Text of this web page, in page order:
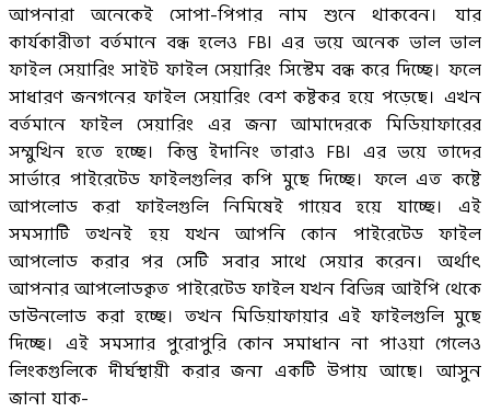
আপনারা অনেকেই সোপা-পিপার নাম শুনে থাকবেন। যার
কার্যকারীতা বর্তমানে বন্ধ হলেও FBI এর ভয়ে অনেক ভাল ভাল
ফাইল সেয়ারিং সাইট ফাইল সেয়ারিং সিস্টেম বন্ধ করে দিচ্ছে। ফলে
সাধারণ জনগনের ফাইল সেয়ারিং বেশ কষ্টকর হয়ে পড়েছে। এখন
বর্তমানে ফাইল সেয়ারিং এর জন্য আমাদেরকে মিডিয়াফারের
সম্মুখিন হতে হচ্ছে। কিন্তু ইদানিং তারাও FBI এর ভয়ে তাদের
সার্ভারে পাইরেটেড ফাইলগুলির কপি মুছে দিচ্ছে। ফলে এত কষ্টে
আপলোড করা ফাইলগুলি নিমিষেই গায়েব হয়ে যাচ্ছে। এই
সমস্যাটি তখনই হয় যখন আপনি কোন পাইরেটেড ফাইল
আপলোড করার পর সেটি সবার সাথে সেয়ার করেন। অর্থাৎ
আপনার আপলোডকৃত পাইরেটেড ফাইল যখন বিভিন্ন আইপি থেকে
ডাউনলোড করা হচ্ছে। তখন মিডিয়াফায়ার এই ফাইলগুলি মুছে
দিচ্ছে। এই সমস্যার পুরোপুরি কোন সমাধান না পাওয়া গেলেও
লিংকগুলিকে দীর্ঘস্থায়ী করার জন্য একটি উপায় আছে। আসুন
জানা যাক-